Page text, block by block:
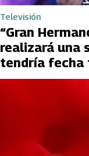
Televisión
“Gran
realizará una
tendría fecha